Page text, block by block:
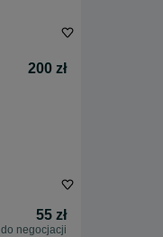
200 zł
55 zł
do negocjacji